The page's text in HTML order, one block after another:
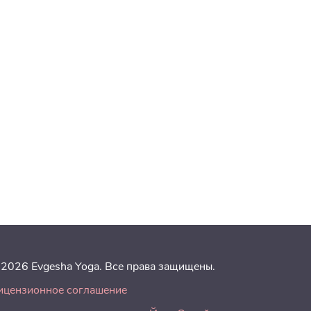
Evgesha Yoga. Все права защищены.
соглашение